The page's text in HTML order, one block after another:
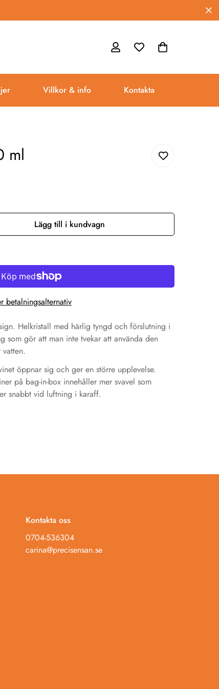
Villkor & info Kontakta
ml
Lägg till i kundvagn
betalningsalternativ
Helkristall med härlig tyngd och förslutning i
som gör att man inte tvekar att använda den
vatten.
öppnar sig och ger en större upplevelse.
på bag-in-box innehåller mer svavel som
snabbt vid luftning i karaff.
Kontakta oss
0704-536304
carina@precisensan.se